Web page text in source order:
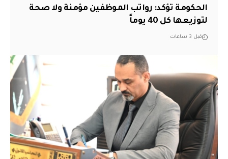
الحكومة تؤكد: رواتب الموظفين مؤمنة ولا صحة
لتوزيعها كل 40 يوماً
قبل 3 ساعات